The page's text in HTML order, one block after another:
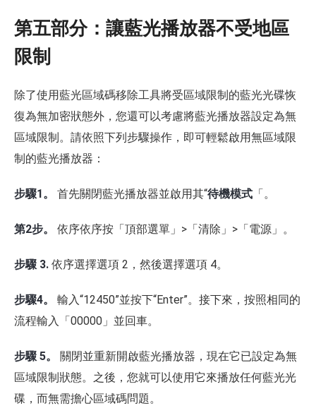
第五部分：讓藍光播放器不受地區
限制
除了使用藍光區域碼移除工具將受區域限制的藍光光碟恢
復為無加密狀態外，您還可以考慮將藍光播放器設定為無
區域限制。請依照下列步驟操作，即可輕鬆啟用無區域限
制的藍光播放器：
步驟1。 首先關閉藍光播放器並啟用其“待機模式 「。
第2步。 依序依序按「頂部選單」>「清除」>「電源」。
步驟 3. 依序選擇選項 2，然後選擇選項 4。
步驟4。
輸入“12450”並按下“Enter”。接下來，按照相同的
流程輸入「00000」並回車。
步驟 5。
關閉並重新開啟藍光播放器，現在它已設定為無
區域限制狀態。之後，您就可以使用它來播放任何藍光光
碟，而無需擔心區域碼問題。